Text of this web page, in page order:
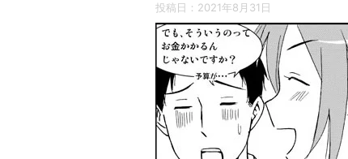
投稿日： 2021年8月31日